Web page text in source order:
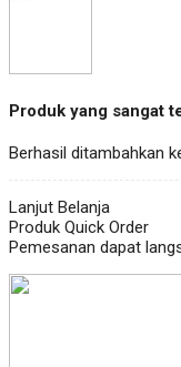
Produk yang sangat
Berhasil ditambahkan
Lanjut Belanja
Produk Quick Order
Pemesanan dapat